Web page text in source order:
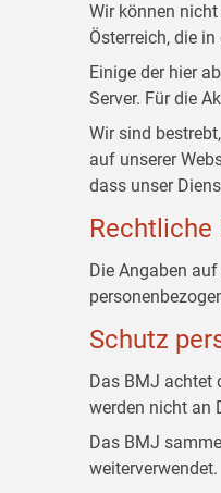
Wir können
Österreich, die
Einige der hier
Server. Für die
Wir sind
auf unserer
dass unser
Rechtliche
Die Angaben
Schutz
Das BMJ achtet
werden nicht an
Das BMJ
weiterverwendet.